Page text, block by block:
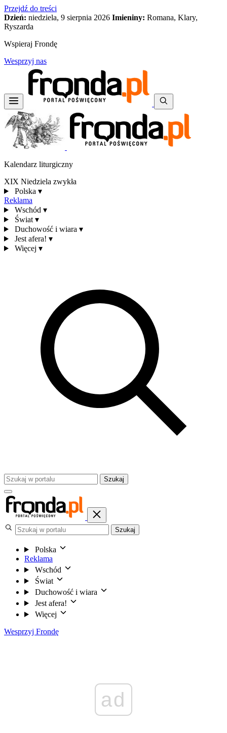
Przejdź do treści
Dzień: niedziela, 9 sierpnia 2026 Imieniny: Romana, Klary,
Ryszarda
Wspieraj Frondę
Wesprzyj nas
Kalendarz liturgiczny
XIX Niedziela zwykła
Polska ▾
Reklama
Wschód ▾
Świat ▾
Duchowość i wiara ▾
Jest afera! ▾
Więcej ▾
Szukaj
Szukaj
Polska
Reklama
Wschód
Świat
Duchowość i wiara
Jest afera!
Więcej
Wesprzyj Frondę
ad